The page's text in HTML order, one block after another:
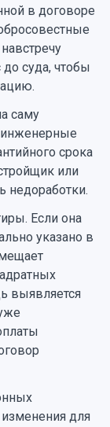
в договоре
суда, чтобы
саму
инженерные
срока
или
недоработки.
Если она
указано в
выявляется
для